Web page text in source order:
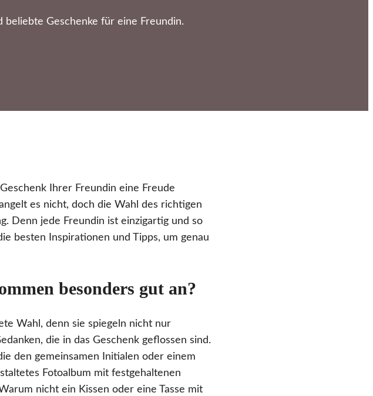
Geschenke für eine Freundin.
Ihrer Freundin eine Freude
es nicht, doch die Wahl des richtigen
Denn jede Freundin ist einzigartig und so
besten Inspirationen und Tipps, um genau
besonders gut an?
Wahl, denn sie spiegeln nicht nur
die in das Geschenk geflossen sind.
den gemeinsamen Initialen oder einem
Fotoalbum mit festgehaltenen
nicht ein Kissen oder eine Tasse mit